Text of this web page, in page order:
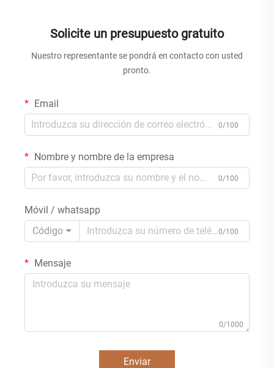
Solicite un presupuesto gratuito
Nuestro representante se pondrá en contacto con usted
pronto.
Email
0/100
Nombre y nombre de la empresa
0/100
Móvil / whatsapp
Código
0/100
Mensaje
0/1000
Enviar